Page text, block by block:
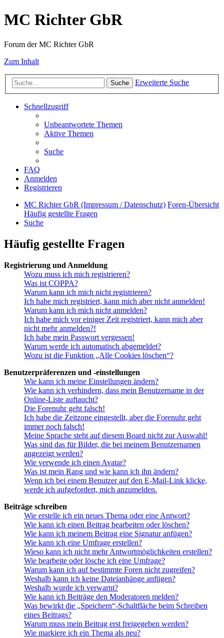
MC Richter GbR
Forum der MC Richter GbR
Zum Inhalt
Suche Erweiterte Suche
Schnellzugriff
Unbeantwortete Themen
Aktive Themen
Suche
FAQ
Anmelden
Registrieren
MC Richter GbR (Impressum / Datenschutz) Foren-Übersicht
Häufig gestellte Fragen
Suche
Häufig gestellte Fragen
Registrierung und Anmeldung
Wozu muss ich mich registrieren?
Was ist COPPA?
Warum kann ich mich nicht registrieren?
Ich habe mich registriert, kann mich aber nicht anmelden!
Warum kann ich mich nicht anmelden?
Ich habe mich vor einiger Zeit registriert, kann mich aber
nicht mehr anmelden?!
Ich habe mein Passwort vergessen!
Warum werde ich automatisch abgemeldet?
Wozu ist die Funktion „Alle Cookies löschen“?
Benutzerpräferenzen und -einstellungen
Wie kann ich meine Einstellungen ändern?
Wie kann ich verhindern, dass mein Benutzername in der
Online-Liste auftaucht?
Die Forenuhr geht falsch!
Ich habe die Zeitzone eingestellt, aber die Forenuhr geht
immer noch falsch!
Meine Sprache steht auf diesem Board nicht zur Auswahl!
Was sind das für Bilder, die bei meinem Benutzernamen
angezeigt werden?
Wie verwende ich einen Avatar?
Was ist mein Rang und wie kann ich ihn ändern?
Wenn ich bei einem Benutzer auf den E-Mail-Link klicke,
werde ich aufgefordert, mich anzumelden.
Beiträge schreiben
Wie erstelle ich ein neues Thema oder eine Antwort?
Wie kann ich einen Beitrag bearbeiten oder löschen?
Wie kann ich meinem Beitrag eine Signatur anfügen?
Wie kann ich eine Umfrage erstellen?
Wieso kann ich nicht mehr Antwortmöglichkeiten erstellen?
Wie bearbeite oder lösche ich eine Umfrage?
Warum kann ich auf bestimmte Foren nicht zugreifen?
Weshalb kann ich keine Dateianhänge anfügen?
Weshalb wurde ich verwarnt?
Wie kann ich Beiträge den Moderatoren melden?
Was bewirkt die „Speichern“-Schaltfläche beim Schreiben
eines Beitrags?
Warum muss mein Beitrag erst freigegeben werden?
Wie markiere ich ein Thema als neu?